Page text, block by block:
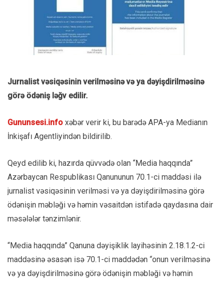
Jurnalist vəsiqəsinin verilməsinə və ya dəyişdirilməsinə
görə ödəniş ləğv edilir.
Gununsesi.info xəbər verir ki, bu barədə APA-ya Medianın
İnkişafı Agentliyindən bildirilib.
Qeyd edilib ki, hazırda qüvvədə olan “Media haqqında”
Azərbaycan Respublikası Qanununun 70.1-ci maddəsi ilə
jurnalist vəsiqəsinin verilməsi və ya dəyişdirilməsinə görə
ödənişin məbləği və həmin vəsaitdən istifadə qaydasına dair
məsələlər tənzimlənir.
“Media haqqında” Qanuna dəyişiklik layihəsinin 2.18.1.2-ci
maddəsinə əsasən isə 70.1-ci maddədən “onun verilməsinə
və ya dəyişdirilməsinə görə ödənişin məbləği və həmin